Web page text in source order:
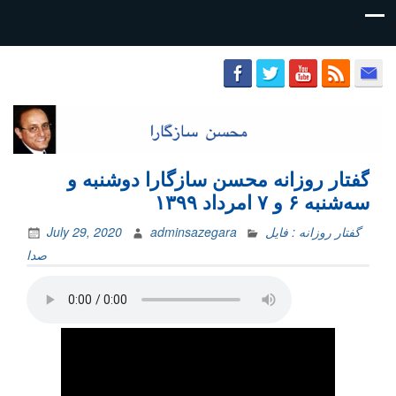
محسن
سازگاراگفتار روزانه محسن سازگارا دوشنبه و
سه‌شنبه ۶ و ۷ امرداد ۱۳۹۹
July 29, 2020 adminsazegara
گفتار روزانه : فایل‌
صدا